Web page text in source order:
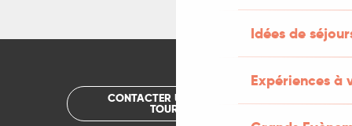
Idées de
Expériences à
CONTACTER UN OFFICE DE
TOURISME